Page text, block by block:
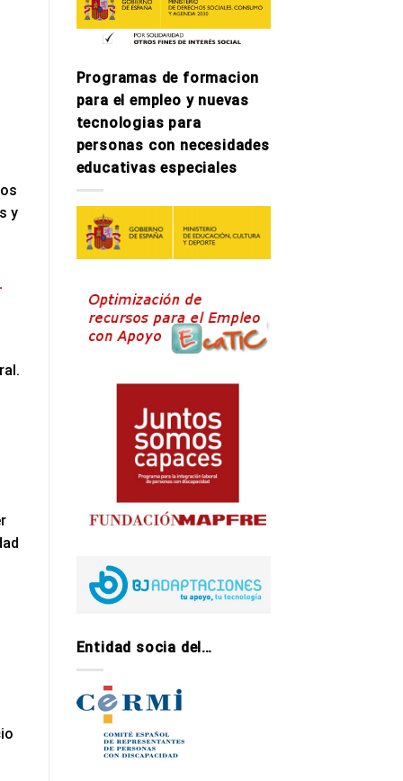
y
Programas de formacion
para el empleo y nuevas
tecnologi­as para
personas con necesidades
educativas especiales
Entidad socia del…